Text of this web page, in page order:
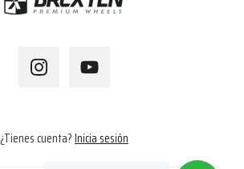
¿Tienes cuenta?Inicia sesión